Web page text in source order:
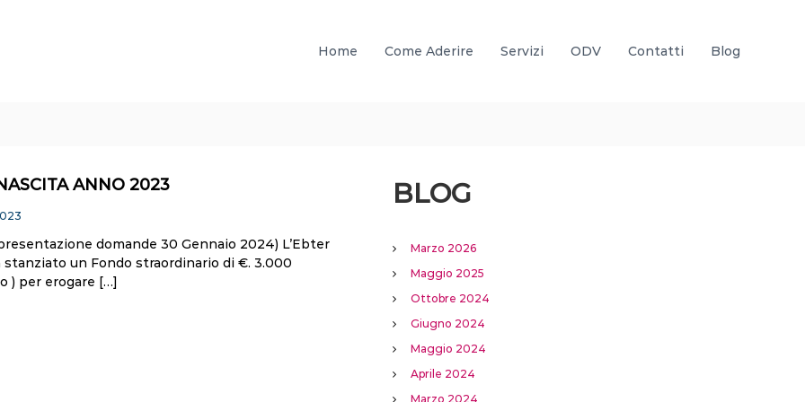
Home Come Aderire Servizi ODV Contatti Blog
ANNO 2023
domande 30 Gennaio 2024) L’Ebter
stanziato un Fondo straordinario di €. 3.000
) per erogare […]
BLOG
Marzo 2026
Maggio 2025
Ottobre 2024
Giugno 2024
Maggio 2024
Aprile 2024
Marzo 2024